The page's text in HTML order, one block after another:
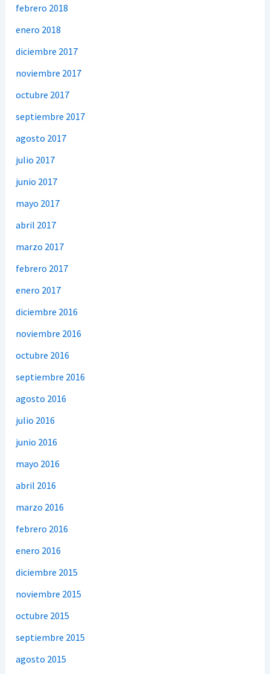
febrero 2018
enero 2018
diciembre 2017
noviembre 2017
octubre 2017
septiembre 2017
agosto 2017
julio 2017
junio 2017
mayo 2017
abril 2017
marzo 2017
febrero 2017
enero 2017
diciembre 2016
noviembre 2016
octubre 2016
septiembre 2016
agosto 2016
julio 2016
junio 2016
mayo 2016
abril 2016
marzo 2016
febrero 2016
enero 2016
diciembre 2015
noviembre 2015
octubre 2015
septiembre 2015
agosto 2015